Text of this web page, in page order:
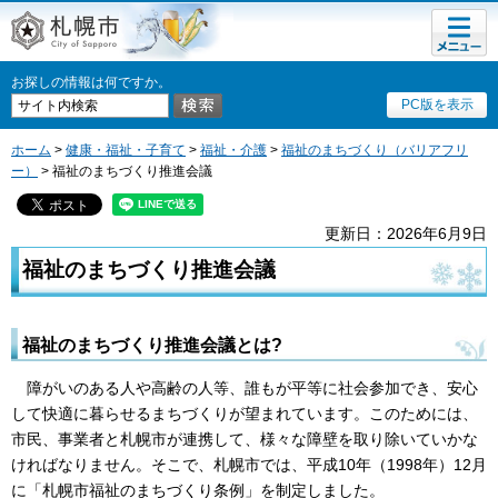
札幌市
お探しの情報は何ですか。
PC版を表示
メニュ
ー
ホーム > 健康・福祉・子育て > 福祉・介護 > 福祉のまちづくり（バリアフリ
ー）
> 福祉のまちづくり推進会議
更新日：2026年6月9日
福祉のまちづくり推進会議
福祉のまちづくり推進会議とは?
障がいのある人や高齢の人等、誰もが平等に社会参加でき、安心
して快適に暮らせるまちづくりが望まれています。このためには、
市民、事業者と札幌市が連携して、様々な障壁を取り除いていかな
ければなりません。そこで、札幌市では、平成10年（1998年）12月
に「札幌市福祉のまちづくり条例」を制定しました。